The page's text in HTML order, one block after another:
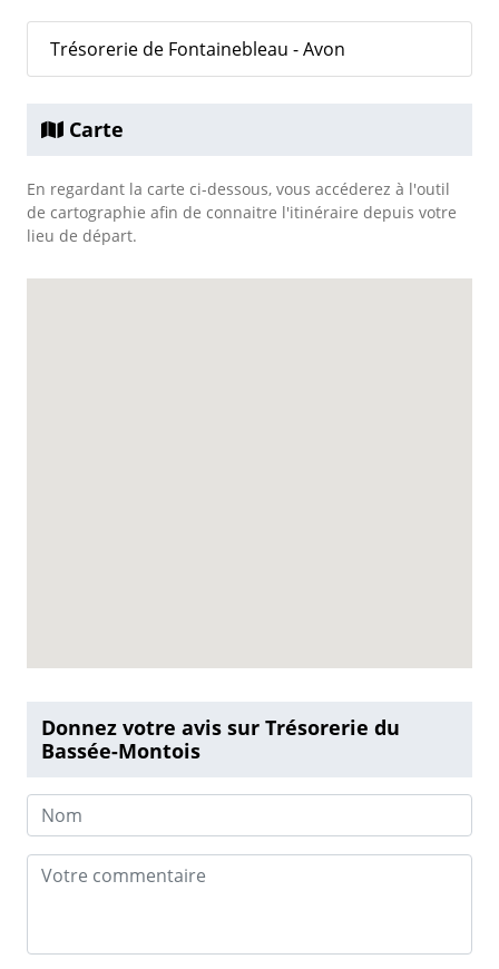
Trésorerie de Fontainebleau - Avon
Carte
En regardant la carte ci-dessous, vous accéderez à l'outil
de cartographie afin de connaitre l'itinéraire depuis votre
lieu de départ.
Donnez votre avis sur Trésorerie du
Bassée-Montois